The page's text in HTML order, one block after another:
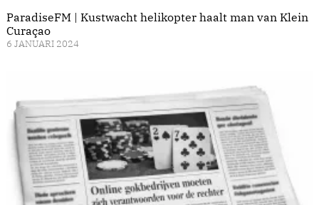
ParadiseFM | Kustwacht helikopter haalt man van Klein
Curaçao
6 JANUARI 2024